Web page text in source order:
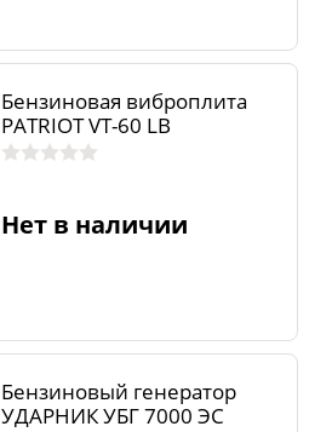
Бензиновая виброплита
PATRIOT VT-60 LB
Нет в наличии
Бензиновый генератор
УДАРНИК УБГ 7000 ЭС